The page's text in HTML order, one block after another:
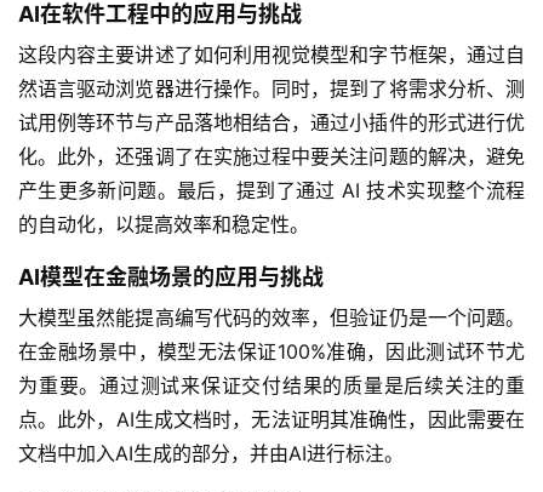
AI在软件工程中的应用与挑战
这段内容主要讲述了如何利用视觉模型和字节框架，通过自
然语言驱动浏览器进行操作。同时，提到了将需求分析、测
试用例等环节与产品落地相结合，通过小插件的形式进行优
化。此外，还强调了在实施过程中要关注问题的解决，避免
产生更多新问题。最后，提到了通过 AI 技术实现整个流程
的自动化，以提高效率和稳定性。
AI模型在金融场景的应用与挑战
大模型虽然能提高编写代码的效率，但验证仍是一个问题。
在金融场景中，模型无法保证100%准确，因此测试环节尤
为重要。通过测试来保证交付结果的质量是后续关注的重
点。此外，AI生成文档时，无法证明其准确性，因此需要在
文档中加入AI生成的部分，并由AI进行标注。